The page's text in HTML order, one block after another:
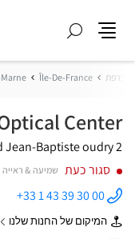
חפש
צרפת Île-De-France
Center
2 boulevard Jean-Baptiste oudry
סגור כעת שמיעה & ראייה
התקשר
לחנות
Opticien
+33 1 43 39 30 00
המיקום של החנות שלנו של